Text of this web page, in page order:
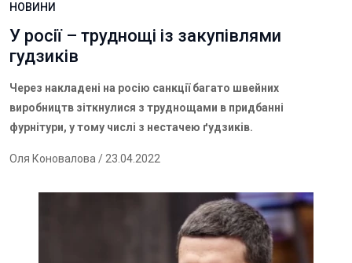
НОВИНИ
У росії – труднощі із закупівлями
гудзиків
Через накладені на росію санкції багато швейних
виробництв зіткнулися з труднощами в придбанні
фурнітури, у тому числі з нестачею ґудзиків.
Оля Коновалова / 23.04.2022